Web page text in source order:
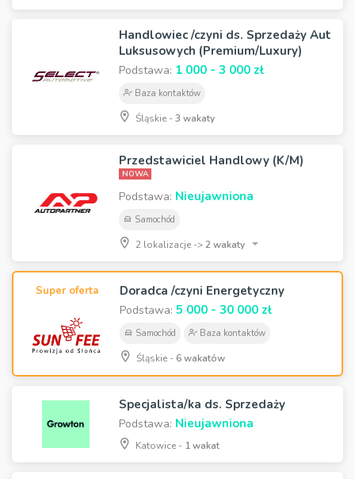
Handlowiec /czyni ds. Sprzedaży Aut
Luksusowych (Premium/Luxury)
Podstawa: 1 000 - 3 000 zł
Baza kontaktów
Śląskie -3 wakaty
Przedstawiciel Handlowy (K/M)
NOWA
Podstawa: Nieujawniona
Samochód
2 lokalizacje ->2 wakaty
Super oferta Doradca /czyni Energetyczny
Podstawa: 5 000 - 30 000 zł
Samochód Baza kontaktów
Śląskie - 6 wakatów
Specjalista/ka ds. Sprzedaży
Podstawa: Nieujawniona
Katowice - 1 wakat